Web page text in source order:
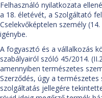
Felhasználó nyilatkozata
a 18. életévét, a Szolgáltató
Cselekvőképtelen személy
igénybe.
A fogyasztó és a vállalkozás
szabályairól szóló 45/2014.
amennyiben természetes
Szerződés, úgy a
szolgáltatás jellegére